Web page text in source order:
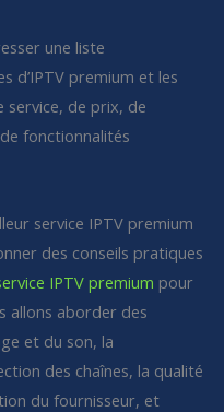
une liste
d’IPTV premium et les
de prix, de
fonctionnalités
service IPTV premium
des conseils pratiques
IPTV premium pour
allons aborder des
et du son, la
des chaînes, la qualité
du fournisseur, et